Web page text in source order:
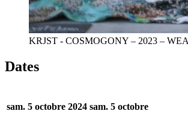
KRJST - COSMOGONY – 2023 –
Dates
sam. 5 octobre 2024 sam. 5 octobre